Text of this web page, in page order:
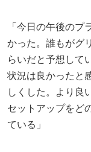
「今日の午後の
かった。誰もがグ
らいだと予想して
状況は良かったと
しくした。より良
セットアップをど
ている」